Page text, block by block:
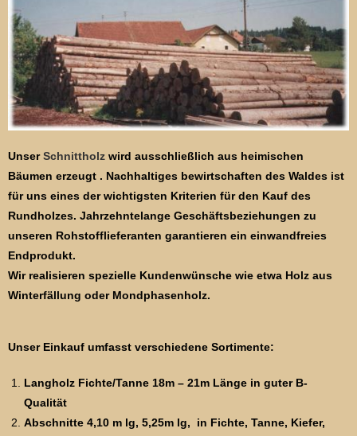
UnserSchnittholz wird ausschließlich aus heimischen
Bäumen erzeugt . Nachhaltiges bewirtschaften des Waldes ist
für uns eines der wichtigsten Kriterien für den Kauf des
Rundholzes. Jahrzehntelange Geschäftsbeziehungen zu
unseren Rohstofflieferanten garantieren ein einwandfreies
Endprodukt.
Wir realisieren spezielle Kundenwünsche wie etwa Holz aus
Winterfällung oder Mondphasenholz.
Unser Einkauf umfasst verschiedene Sortimente:
Langholz Fichte/Tanne 18m – 21m Länge in guter B-
Qualität
Abschnitte 4,10 m lg, 5,25m lg, in Fichte, Tanne, Kiefer,